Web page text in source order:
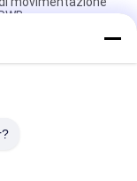
rivista del
dell'attrezzatura di